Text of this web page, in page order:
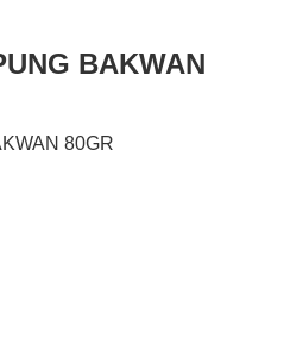
BAKWAN
80GR